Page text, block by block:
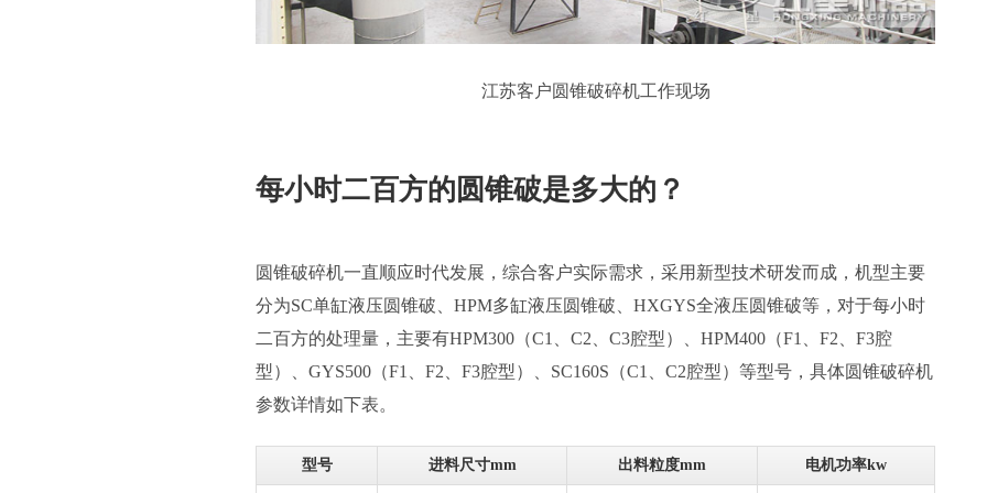
江苏客户圆锥破碎机工作现场
每小时二百方的圆锥破是多大的？
圆锥破碎机一直顺应时代发展，综合客户实际需求，采用新型技术研发而成，机型主要
分为SC单缸液压圆锥破、HPM多缸液压圆锥破、HXGYS全液压圆锥破等，对于每小时
二百方的处理量，主要有HPM300（C1、C2、C3腔型）、HPM400（F1、F2、F3腔
型）、GYS500（F1、F2、F3腔型）、SC160S（C1、C2腔型）等型号，具体圆锥破碎机
参数详情如下表。
型号 进料尺寸mm 出料粒度mm 电机功率kw